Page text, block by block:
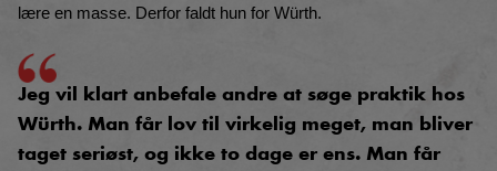
lære en masse. Derfor faldt hun for Würth.
Jeg vil klart anbefale andre at søge praktik hos
Würth. Man får lov til virkelig meget, man bliver
taget seriøst, og ikke to dage er ens. Man får